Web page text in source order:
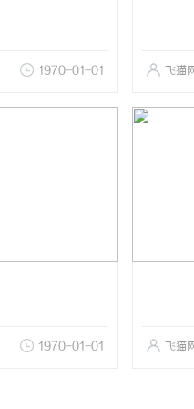
1970-01-01 飞猫
1970-01-01 飞猫